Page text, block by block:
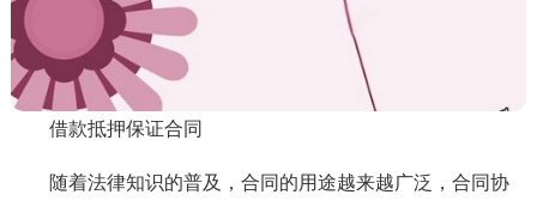
借款抵押保证合同
随着法律知识的普及，合同的用途越来越广泛，合同协